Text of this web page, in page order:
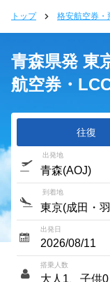
トップ 格安航空券・
青森県発 東
航空券・
往復
出発地
到着地
出発日
搭乗人数